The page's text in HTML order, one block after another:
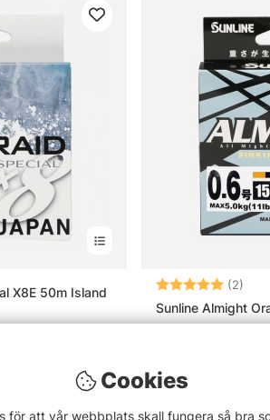
X8E 50m Island
Betyg: (2)
Sunline Almight
Cookies
för att vår webbplats skall fungera så bra